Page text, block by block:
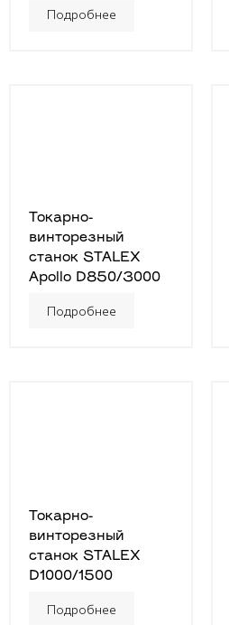
Подробнее
Токарно-
винторезный
станок STALEX
Apollo D850/3000
Подробнее
Токарно-
винторезный
станок STALEX
D1000/1500
Подробнее